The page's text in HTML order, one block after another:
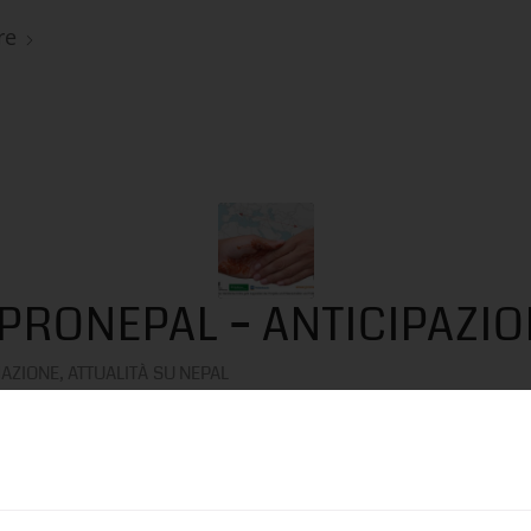
–